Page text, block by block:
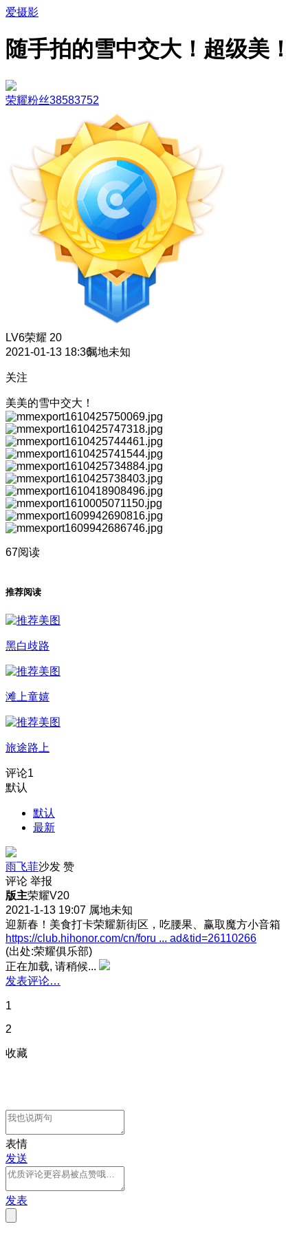
爱摄影
随手拍的雪中交大！超级美！
荣耀粉丝38583752
LV6荣耀 20
2021-01-13 18:36属地未知
关注
美美的雪中交大！
67阅读
推荐阅读
黑白歧路
滩上童嬉
旅途路上
评论1
默认
默认
最新
雨飞菲沙发 赞
评论 举报
版主荣耀V20
2021-1-13 19:07 属地未知
迎新春！美食打卡荣耀新街区，吃腰果、赢取魔方小音箱
https://club.hihonor.com/cn/foru ... ad&tid=26110266
(出处:荣耀俱乐部)
正在加载, 请稍候...
发表评论…
1
2
收藏
表情
发送
发表